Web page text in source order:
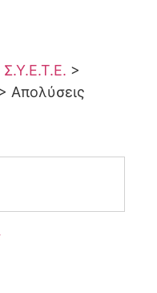
Σ.Υ.Ε.Τ.Ε. >
Απολύσεις